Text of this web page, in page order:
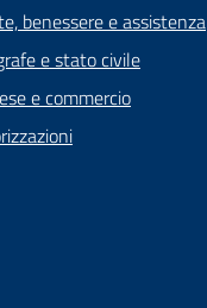
benessere e assistenza
e stato civile
e commercio